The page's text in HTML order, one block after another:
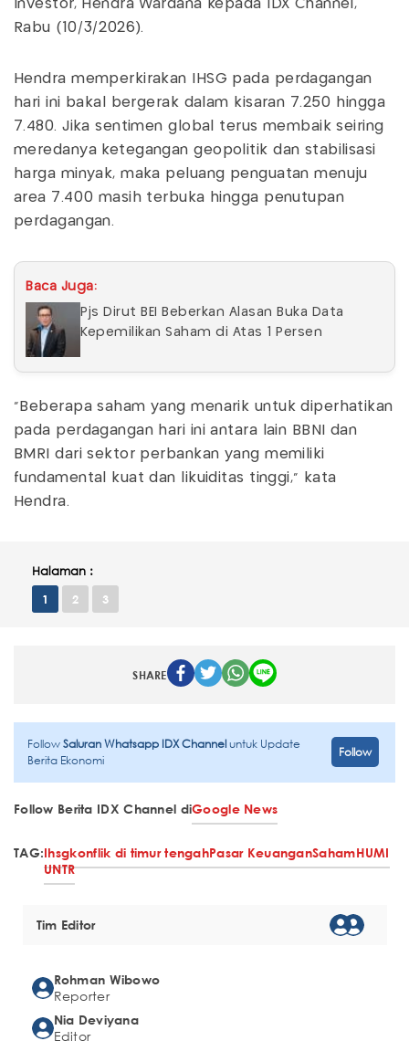
Investor, Hendra Wardana kepada IDX Channel,
Rabu (10/3/2026).
Hendra memperkirakan IHSG pada perdagangan
hari ini bakal bergerak dalam kisaran 7.250 hingga
7.480. Jika sentimen global terus membaik seiring
meredanya ketegangan geopolitik dan stabilisasi
harga minyak, maka peluang penguatan menuju
area 7.400 masih terbuka hingga penutupan
perdagangan.
Baca Juga:
Pjs Dirut BEI Beberkan Alasan Buka Data
Kepemilikan Saham di Atas 1 Persen
"Beberapa saham yang menarik untuk diperhatikan
pada perdagangan hari ini antara lain BBNI dan
BMRI dari sektor perbankan yang memiliki
fundamental kuat dan likuiditas tinggi," kata
Hendra.
Halaman :
1 2 3
SHARE
FollowSaluran Whatsapp IDX Channeluntuk Update
Berita Ekonomi
Follow
Follow Berita IDX Channel diGoogle News
TAG:Ihsgkonflik di timur tengahPasar KeuanganSahamHUMI
UNTR
Tim Editor
Rohman Wibowo
Reporter
Nia Deviyana
Editor